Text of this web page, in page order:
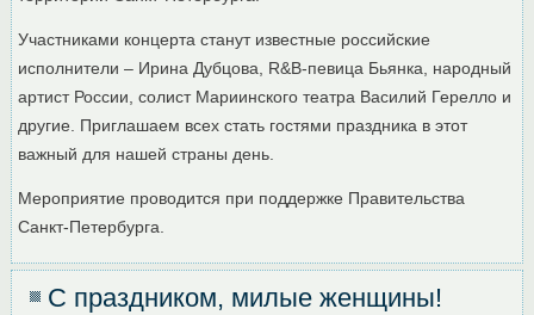
Участниками концерта станут известные российские
исполнители – Ирина Дубцова, R&B-певица Бьянка, народный
артист России, солист Мариинского театра Василий Герелло и
другие. Приглашаем всех стать гостями праздника в этот
важный для нашей страны день.
Мероприятие проводится при поддержке Правительства
Санкт-Петербурга.
С праздником, милые женщины!